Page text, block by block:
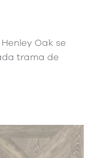
Oak se
trama de